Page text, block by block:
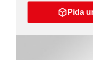
Pida